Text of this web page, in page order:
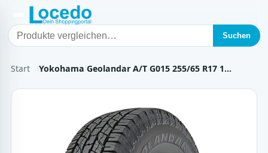
Suchen
Start Yokohama Geolandar A/T G015 255/65 R17 1…